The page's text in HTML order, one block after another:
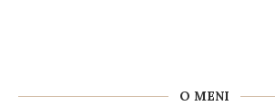
O MENI